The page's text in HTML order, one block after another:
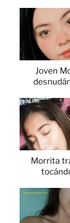
Joven
Morrita